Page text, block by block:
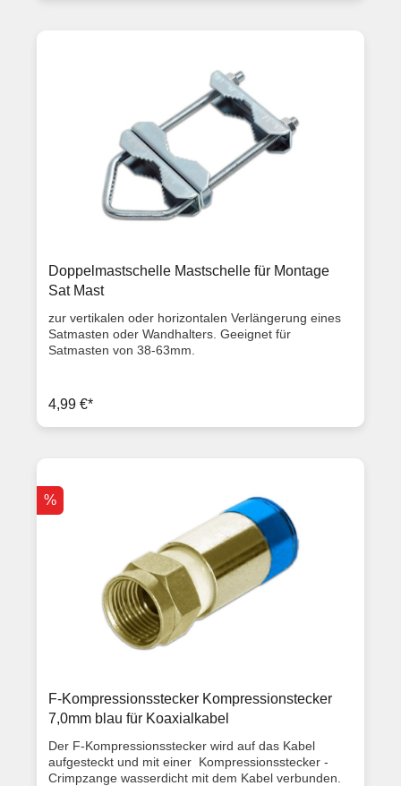
Doppelmastschelle Mastschelle für Montage
Sat Mast
zur vertikalen oder horizontalen Verlängerung eines
Satmasten oder Wandhalters. Geeignet für
Satmasten von 38-63mm.
4,99 €*
%
F-Kompressionsstecker Kompressionstecker
7,0mm blau für Koaxialkabel
Der F-Kompressionsstecker wird auf das Kabel
aufgesteckt und mit einer Kompressionsstecker -
Crimpzange wasserdicht mit dem Kabel verbunden.